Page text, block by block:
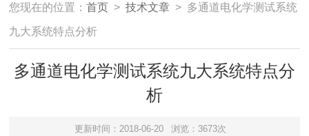
您现在的位置：首页 >技术文章 > 多通道电化学测试系统
九大系统特点分析
多通道电化学测试系统九大系统特点分
析
更新时间：2018-06-20 浏览：3673次